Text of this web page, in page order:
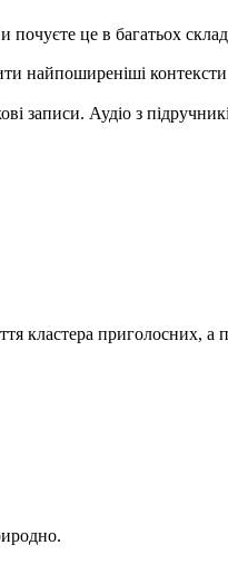
це в багатьох
контексти
записи. Аудіо з
приголосних, а